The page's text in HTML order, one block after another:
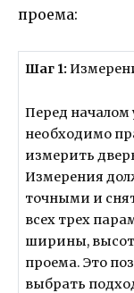
проема:
Шаг 1:
Перед началом
необходимо
измерить
Измерения
точными и
всех трех
ширины,
проема. Это
выбрать